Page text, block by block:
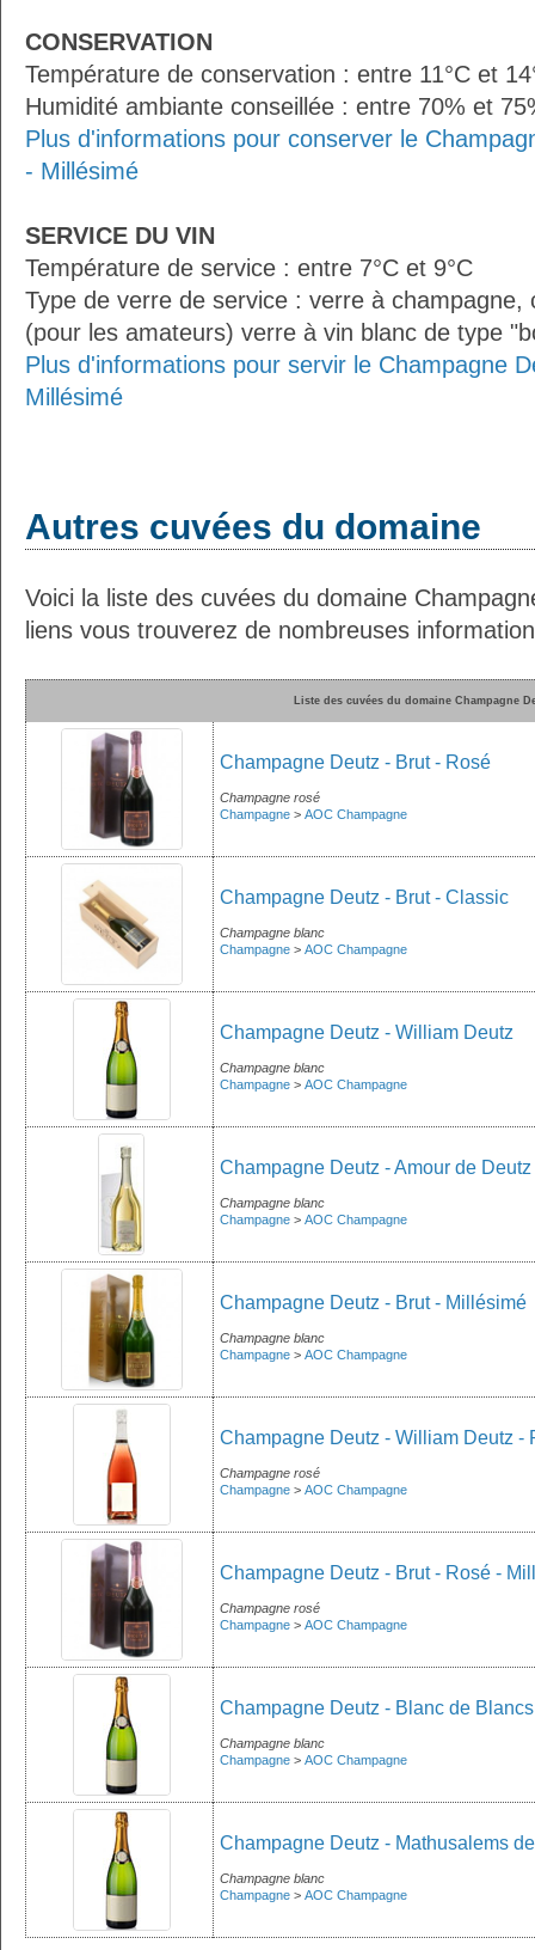
CONSERVATION
Température de conservation : entre 11°C et
Humidité ambiante conseillée : entre 70% et
Plus d'informations pour conserver le
- Millésimé
SERVICE DU VIN
Température de service : entre 7°C et 9°C
Type de verre de service : verre à champagne,
(pour les amateurs) verre à vin blanc de type
Plus d'informations pour servir le Champagne
Millésimé
Autres cuvées du domaine
Voici la liste des cuvées du domaine
liens vous trouverez de nombreuses
Liste des cuvées du domaine Champagne
Champagne Deutz - Brut - Rosé
Champagne rosé
Champagne > AOC Champagne
Champagne Deutz - Brut - Classic
Champagne blanc
Champagne > AOC Champagne
Champagne Deutz - William Deutz
Champagne blanc
Champagne > AOC Champagne
Champagne Deutz - Amour de Deutz
Champagne blanc
Champagne > AOC Champagne
Champagne Deutz - Brut - Millésimé
Champagne blanc
Champagne > AOC Champagne
Champagne Deutz - William Deutz -
Champagne rosé
Champagne > AOC Champagne
Champagne Deutz - Brut - Rosé -
Champagne rosé
Champagne > AOC Champagne
Champagne Deutz - Blanc de
Champagne blanc
Champagne > AOC Champagne
Champagne Deutz - Mathusalems
Champagne blanc
Champagne > AOC Champagne